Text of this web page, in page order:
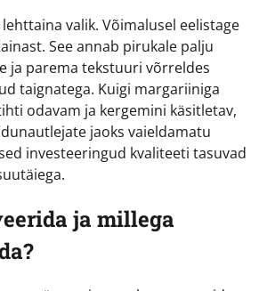
valik. Võimalusel eelistage
See annab pirukale palju
ja parema tekstuuri võrreldes
taignatega. Kuigi margariiniga
odavam ja kergemini käsitletav,
jaoks vaieldamatu
investeeringud kvaliteeti tasuvad
ja millega